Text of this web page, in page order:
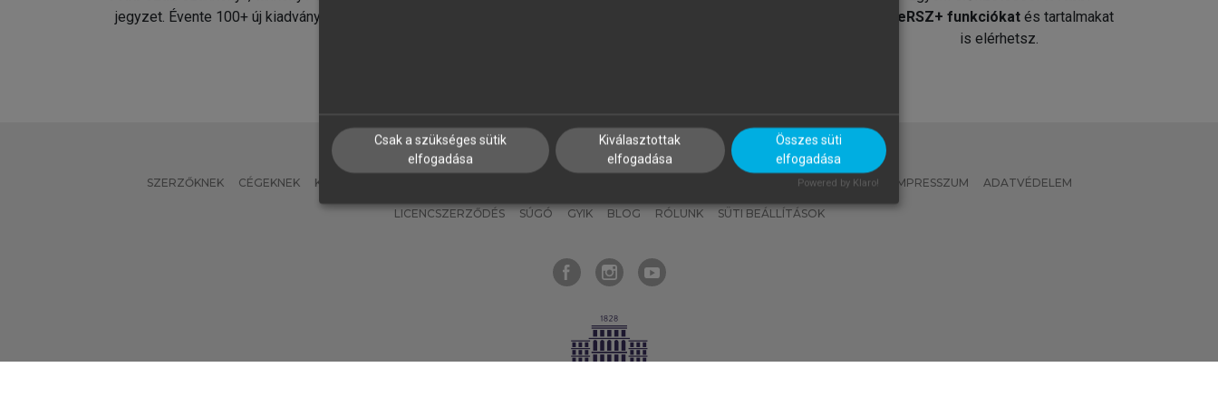
jegyzet. Évente 100+ új kiadvány.
MeRSZ+ funkciókat és tartalmakat
is elérhetsz.
SZERZŐKNEK CÉGEKNEK KÖNYVTÁROSOKNAK MI – ÁLTALÁNOS IRÁNYELVEK IMPRESSZUM ADATVÉDELEM
LICENCSZERZŐDÉS SÚGÓ GYIK BLOG RÓLUNK SÜTI BEÁLLÍTÁSOK
Csak a szükséges sütik
elfogadása
Kiválasztottak
elfogadása
Összes süti
elfogadása
Powered by Klaro!